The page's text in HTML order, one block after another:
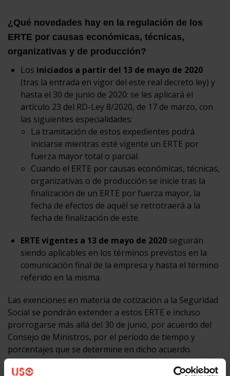
¿Qué novedades hay en la regulación de los
ERTE por causas económicas, técnicas,
organizativas y de producción?
Los iniciados a partir del 13 de mayo de 2020
(tras la entrada en vigor del este real decreto ley) y
hasta el 30 de junio de 2020: se les aplicará el
artículo 23 del RD-Ley 8/2020, de 17 de marzo, con
las siguientes especialidades:
La tramitación de estos expedientes podrá
iniciarse mientras esté vigente un ERTE por
fuerza mayor total o parcial.
Cuando el ERTE por causas económicas, técnicas,
organizativas o de producción se inicie tras la
finalización de un ERTE por fuerza mayor, la
fecha de efectos de aquél se retrotraerá a la
fecha de finalización de este.
ERTE vigentes a 13 de mayo de 2020 seguirán
siendo aplicables en los términos previstos en la
comunicación final de la empresa y hasta el término
referido en la misma.
Las exenciones en materia de cotización a la Seguridad
Social se pondrán extender a estos ERTE e incluso
prorrogarse más allá del 30 de junio, por acuerdo del
Consejo de Ministros, por el período de tiempo y
porcentajes que se determine en dicho acuerdo.